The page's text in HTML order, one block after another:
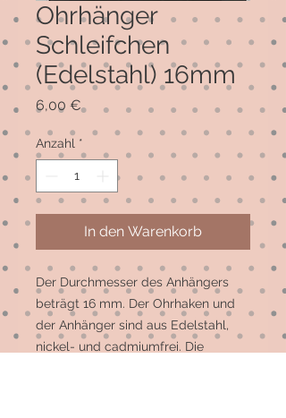
Ohrhänger
Schleifchen
(Edelstahl) 16mm
6,00 €Preis
Anzahl *
In den Warenkorb
Der Durchmesser des Anhängers
beträgt 16 mm. Der Ohrhaken und
der Anhänger sind aus Edelstahl,
nickel- und cadmiumfrei. Die